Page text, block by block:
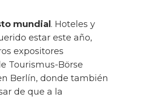
mundial . Hoteles y
estar este año,
expositores
Tourismus-Börse
Berlín, donde también
de que a la